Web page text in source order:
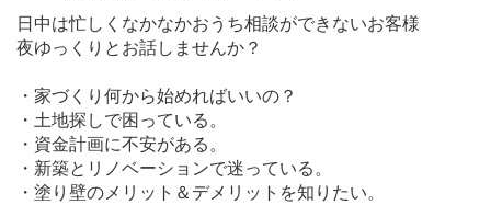
日中は忙しくなかなかおうち相談ができないお客様
夜ゆっくりとお話しませんか？
・家づくり何から始めればいいの？
・土地探しで困っている。
・資金計画に不安がある。
・新築とリノベーションで迷っている。
・塗り壁のメリット＆デメリットを知りたい。